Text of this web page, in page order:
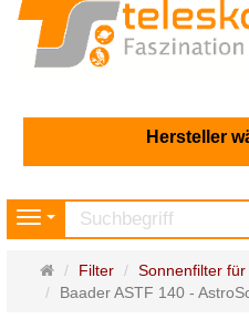
Hersteller
Navigation
Startseite
Filter
Sonnenfilter
Baader ASTF 140 -